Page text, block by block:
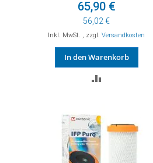
65,90 €
56,02 €
Inkl. MwSt. , zzgl. Versandkosten
In den Warenkorb
HINZUFÜGEN